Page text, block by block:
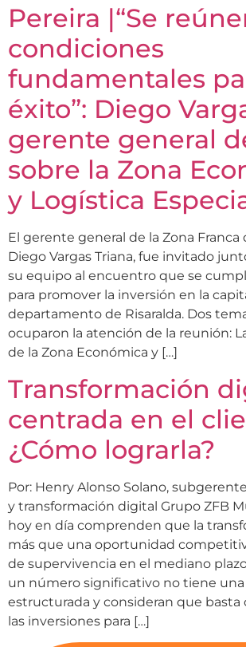
Pereira |“Se
condiciones
fundamentales
éxito”: Diego
gerente general
sobre la Zona
y Logística
El gerente general de la Zona Franca
Diego Vargas Triana, fue invitado
su equipo al encuentro que se
para promover la inversión en la
departamento de Risaralda. Dos
ocuparon la atención de la reunión:
de la Zona Económica y […]
Transformación
centrada en el
¿Cómo lograrla?
Por: Henry Alonso Solano,
y transformación digital Grupo ZFB
hoy en día comprenden que la
más que una oportunidad
de supervivencia en el mediano
un número significativo no tiene una
estructurada y consideran que basta
las inversiones para […]